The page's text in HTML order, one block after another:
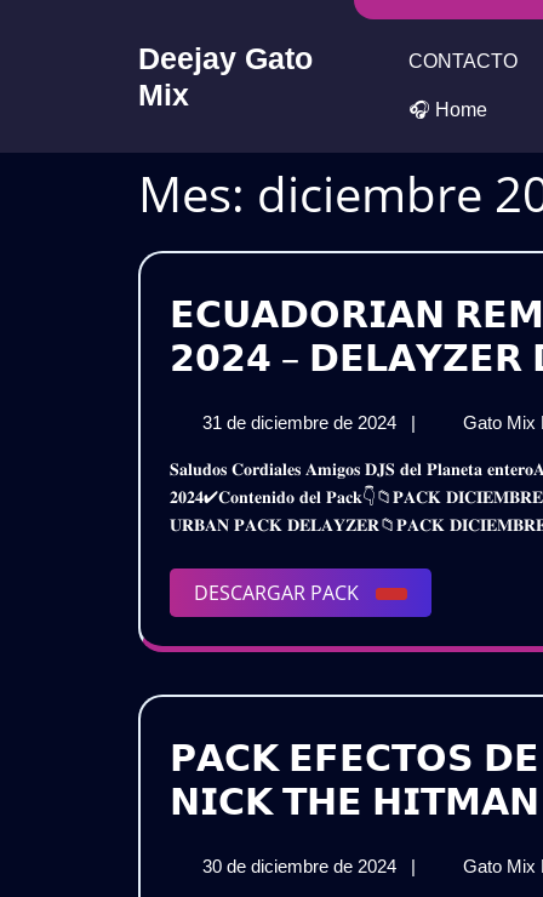
Deejay Gato
Mix
CONTACTO
🎧 Home
Mes: diciembre
𝗘𝗖𝗨𝗔𝗗𝗢𝗥𝗜𝗔𝗡
𝟮𝟬𝟮𝟰 – 𝗗𝗘𝗟𝗔𝗬𝗭𝗘𝗥
31 de diciembre de 2024
31
diciembre
de
2024
| Gato Mix
𝐒𝐚𝐥𝐮𝐝𝐨𝐬 𝐂𝐨𝐫𝐝𝐢𝐚𝐥𝐞𝐬 𝐀𝐦𝐢𝐠𝐨𝐬 𝐃𝐉𝐒 𝐝𝐞𝐥 𝐏𝐥𝐚𝐧𝐞𝐭𝐚 𝐞𝐧𝐭𝐞𝐫𝐨𝐀𝐪𝐮𝐢 𝐥𝐞𝐬 𝐏𝐫𝐞𝐬𝐞𝐧𝐭𝐨 𝐞𝐬𝐭𝐞 𝐌𝐞𝐠𝐚 𝐏𝐚𝐜𝐤𝐄𝐜𝐮𝐚𝐝𝐨𝐫𝐢𝐚𝐧 𝐑𝐞𝐦𝐢𝐱 𝐃𝐢𝐜𝐢𝐞𝐦𝐛𝐫𝐞
𝟐𝟎𝟐𝟒✔𝐂𝐨𝐧𝐭𝐞𝐧𝐢𝐝𝐨 𝐝𝐞𝐥 𝐏𝐚𝐜𝐤👇📁𝐏𝐀𝐂𝐊
𝐔𝐑𝐁𝐀𝐍 𝐏𝐀𝐂𝐊 𝐃𝐄𝐋𝐀𝐘𝐙𝐄𝐑📁𝐏𝐀𝐂𝐊 𝐃𝐈𝐂𝐈𝐄𝐌𝐁𝐑𝐄
DESCARGAR PACK
DESCARGAR
PACK
𝗣𝗔𝗖𝗞 𝗘𝗙𝗘𝗖𝗧𝗢𝗦
𝗡𝗜𝗖𝗞 𝗧𝗛𝗘
30 de diciembre de 2024
30| Gato Mix